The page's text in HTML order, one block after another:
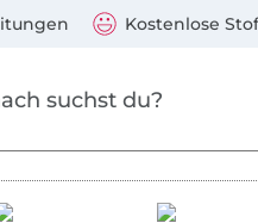
Kostenlose
Mastercard, PayPal,